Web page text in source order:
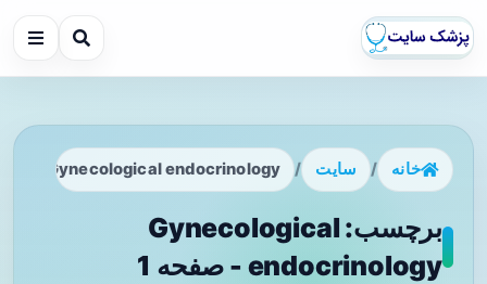
خانه / سایت /
Gynecological endocrinology
برچسب: Gynecological
endocrinology - صفحه 1